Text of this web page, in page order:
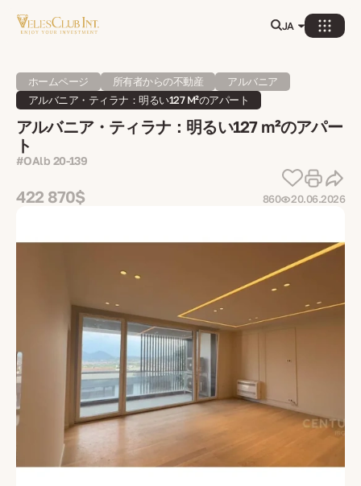
JA
ホームページ 所有者からの不動産
アルバニア
アルバニア・ティラナ：明るい127 M²のアパート
アルバニア・ティラナ：明るい127 m²のアパー
ト
#OAlb 20-139
422 870$ 860 20.06.2026